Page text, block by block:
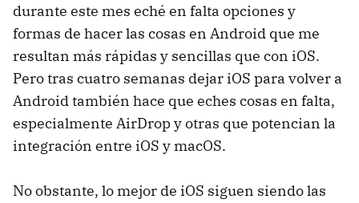
durante este mes eché en falta opciones y
formas de hacer las cosas en Android que me
resultan más rápidas y sencillas que con iOS.
Pero tras cuatro semanas dejar iOS para volver a
Android también hace que eches cosas en falta,
especialmente AirDrop y otras que potencian la
integración entre iOS y macOS.
No obstante, lo mejor de iOS siguen siendo las